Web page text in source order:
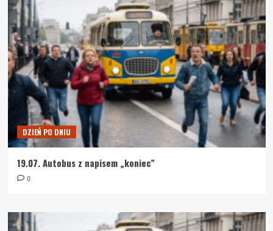
DZIEŃ PO DNIU
19.07. Autobus z napisem „koniec”
0